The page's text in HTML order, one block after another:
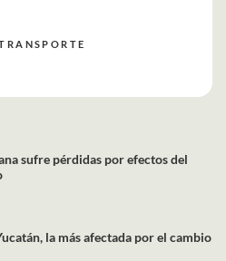
sufre pérdidas por efectos del
la más afectada por el cambio